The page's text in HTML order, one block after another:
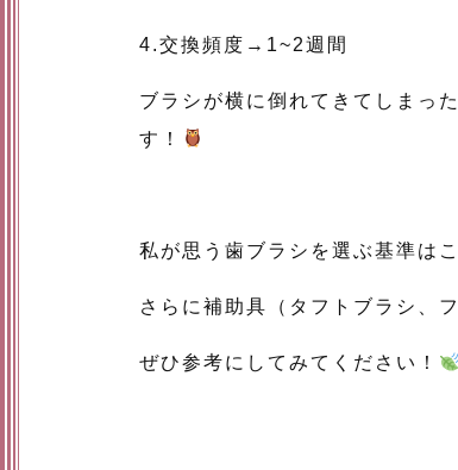
4.交換頻度→1~2週間
ブラシが横に倒れてきてしまっ
す！
私が思う歯ブラシを選ぶ基準は
さらに補助具（タフトブラシ、
ぜひ参考にしてみてください！